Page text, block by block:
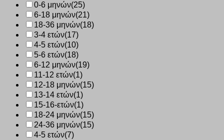
0-6 μηνών(25)
6-18 μηνών(21)
18-36 μηνών(18)
3-4 ετών(17)
4-5 ετών(10)
5-6 ετών(18)
6-12 μηνών(19)
11-12 ετών(1)
12-18 μηνών(15)
13-14 ετών(1)
15-16-ετών(1)
18-24 μηνών(15)
24-36 μηνών(15)
4-5 ετών(7)